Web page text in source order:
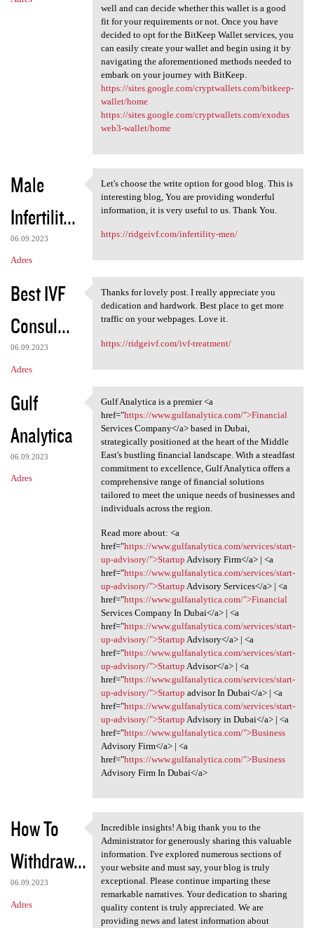
well and can decide whether this wallet is a good
fit for your requirements or not. Once you have
decided to opt for the BitKeep Wallet services, you
can easily create your wallet and begin using it by
navigating the aforementioned methods needed to
embark on your journey with BitKeep.
https://sites.google.com/cryptwallets.com/bitkeep-
wallet/home
https://sites.google.com/cryptwallets.com/exodus
web3-wallet/home
Male
Infertilit...
06.09.2023
Adres
Let's choose the write option
Let's choose the write option for good blog. This is
interesting blog, You are providing wonderful
information, it is very useful to us. Thank You.
https://ridgeivf.com/infertility-men/
Best IVF
Consul...
06.09.2023
Adres
Thanks for lovely post. I
Thanks for lovely post. I really appreciate you
dedication and hardwork. Best place to get more
traffic on your webpages. Love it.
https://ridgeivf.com/ivf-treatment/
Gulf
Analytica
06.09.2023
Adres
Gulf Analytica is a premier
Gulf Analytica is a premier <a
href="https://www.gulfanalytica.com/">Financial
Services Company</a> based in Dubai,
strategically positioned at the heart of the Middle
East's bustling financial landscape. With a steadfast
commitment to excellence, Gulf Analytica offers a
comprehensive range of financial solutions
tailored to meet the unique needs of businesses and
individuals across the region.
Read more about: <a
href="https://www.gulfanalytica.com/services/start-
up-advisory/">Startup Advisory Firm</a> | <a
href="https://www.gulfanalytica.com/services/start-
up-advisory/">Startup Advisory Services</a> | <a
href="https://www.gulfanalytica.com/">Financial
Services Company In Dubai</a> | <a
href="https://www.gulfanalytica.com/services/start-
up-advisory/">Startup Advisory</a> | <a
href="https://www.gulfanalytica.com/services/start-
up-advisory/">Startup Advisor</a> | <a
href="https://www.gulfanalytica.com/services/start-
up-advisory/">Startup advisor In Dubai</a> | <a
href="https://www.gulfanalytica.com/services/start-
up-advisory/">Startup Advisory in Dubai</a> | <a
href="https://www.gulfanalytica.com/">Business
Advisory Firm</a> | <a
href="https://www.gulfanalytica.com/">Business
Advisory Firm In Dubai</a>
How To
Withdraw...
06.09.2023
Adres
Incredible insights! A big
Incredible insights! A big thank you to the
Administrator for generously sharing this valuable
information. I've explored numerous sections of
your website and must say, your blog is truly
exceptional. Please continue imparting these
remarkable narratives. Your dedication to sharing
quality content is truly appreciated. We are
providing news and latest information about